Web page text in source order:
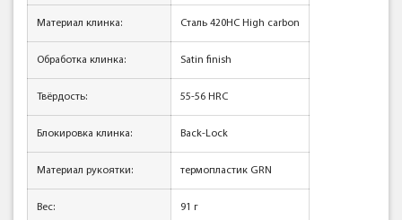
Материал клинка: Сталь 420НС High carbon
Обработка клинка: Satin finish
Твёрдость: 55-56 HRC
Блокировка клинка: Back-Lock
Материал рукоятки: термопластик GRN
Вес: 91 г